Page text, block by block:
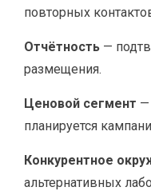
повторных
Отчётность —
размещения.
Ценовой сегмент —
планируется
Конкурентное
альтернативных